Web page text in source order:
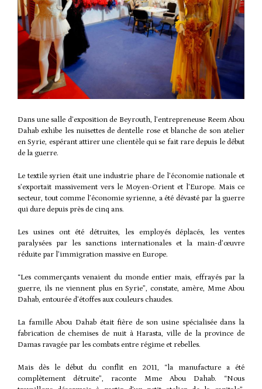
Dans une salle d’exposition de Beyrouth, l’entrepreneuse Reem Abou
Dahab exhibe les nuisettes de dentelle rose et blanche de son atelier
en Syrie, espérant attirer une clientèle qui se fait rare depuis le début
de la guerre.
Le textile syrien était une industrie phare de l’économie nationale et
s’exportait massivement vers le Moyen-Orient et l’Europe. Mais ce
secteur, tout comme l’économie syrienne, a été dévasté par la guerre
qui dure depuis près de cinq ans.
Les usines ont été détruites, les employés déplacés, les ventes
paralysées par les sanctions internationales et la main-d’œuvre
réduite par l’immigration massive en Europe.
“Les commerçants venaient du monde entier mais, effrayés par la
guerre, ils ne viennent plus en Syrie”, constate, amère, Mme Abou
Dahab, entourée d’étoffes aux couleurs chaudes.
La famille Abou Dahab était fière de son usine spécialisée dans la
fabrication de chemises de nuit à Harasta, ville de la province de
Damas ravagée par les combats entre régime et rebelles.
Mais dès le début du conflit en 2011, “la manufacture a été
complètement détruite”, raconte Mme Abou Dahab. “Nous